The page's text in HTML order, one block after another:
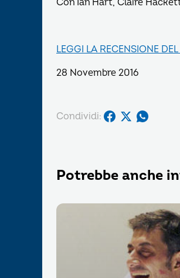
Con Ian Hart, Claire
LEGGI LA RECENSIONE
28 Novembre 2016
Condividi:
Potrebbe anche